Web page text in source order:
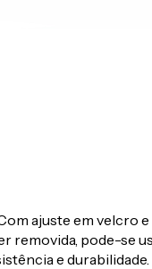
ajuste em velcro
removida, pode-se
e durabilidade.